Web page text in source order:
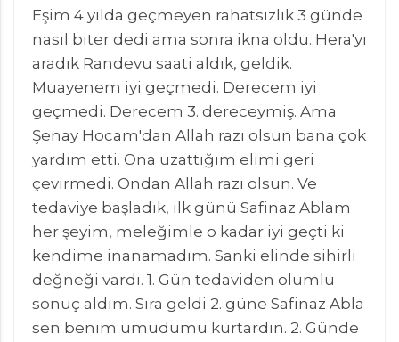
Eşim 4 yılda geçmeyen rahatsızlık 3 günde
nasıl biter dedi ama sonra ikna oldu. Hera'yı
aradık Randevu saati aldık, geldik.
Muayenem iyi geçmedi. Derecem iyi
geçmedi. Derecem 3. dereceymiş. Ama
Şenay Hocam'dan Allah razı olsun bana çok
yardım etti. Ona uzattığım elimi geri
çevirmedi. Ondan Allah razı olsun. Ve
tedaviye başladık, ilk günü Safinaz Ablam
her şeyim, meleğimle o kadar iyi geçti ki
kendime inanamadım. Sanki elinde sihirli
değneği vardı. 1. Gün tedaviden olumlu
sonuç aldım. Sıra geldi 2. güne Safinaz Abla
sen benim umudumu kurtardın. 2. Günde